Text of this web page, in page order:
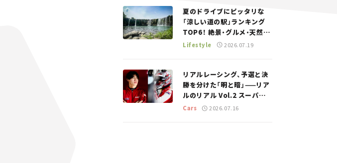
夏のドライブにピッタリな
「涼しい道の駅」ランキング
TOP6！ 絶景・グルメ・天然ク
ーラーなど、避暑におすすめ
Lifestyle 2026.07.19
リアルレーシング、予選と決
勝を分けた「明と暗」——リア
ルのリアル Vol.2 スーパー
GT 2026開幕戦 岡山国際サ
Cars 2026.07.16